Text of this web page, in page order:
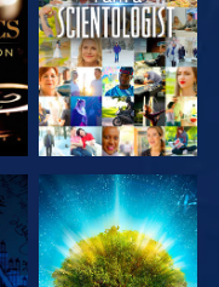
VERKEN DE
SERIE